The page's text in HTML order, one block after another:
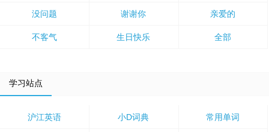
没问题 谢谢你 亲爱的
不客气 生日快乐 全部
学习站点
沪江英语 小D词典 常用单词